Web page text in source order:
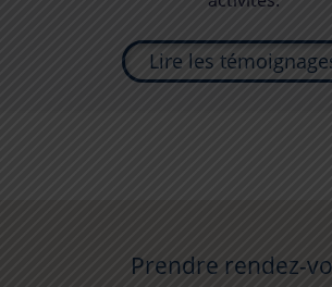
Lire les
Prendre rendez-